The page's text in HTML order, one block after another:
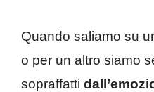
Quando saliamo su
o per un altro siamo
sopraffatti